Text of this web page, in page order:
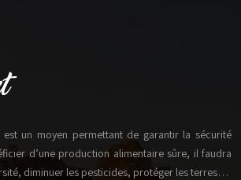
un moyen permettant de garantir la sécurité
d’une production alimentaire sûre, il faudra
diminuer les pesticides, protéger les terres…